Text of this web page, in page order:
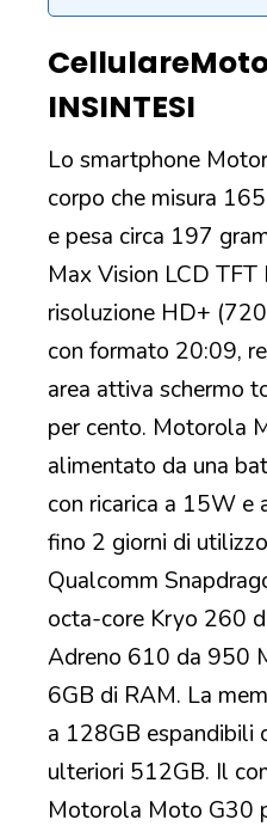
Cellulare
INSINTESI
Lo smartphone
corpo che misura
e pesa circa 197
Max Vision LCD
risoluzione HD+
con formato 20:09,
area attiva schermo
per cento. Motorola
alimentato da una
con ricarica a 15W e
fino 2 giorni di
Qualcomm
octa-core Kryo 260
Adreno 610 da 950
6GB di RAM. La
a 128GB espandibili
ulteriori 512GB. Il
Motorola Moto G30